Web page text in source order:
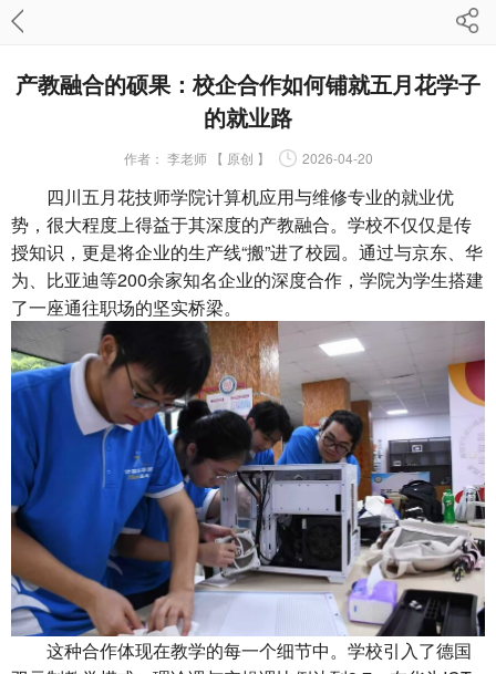
产教融合的硕果：校企合作如何铺就五月花学子
的就业路
作者： 李老师 【 原创 】 2026-04-20
四川五月花技师学院计算机应用与维修专业的就业优
势，很大程度上得益于其深度的产教融合。学校不仅仅是传
授知识，更是将企业的生产线“搬”进了校园。通过与京东、华
为、比亚迪等200余家知名企业的深度合作，学院为学生搭建
了一座通往职场的坚实桥梁。
这种合作体现在教学的每一个细节中。学校引入了德国